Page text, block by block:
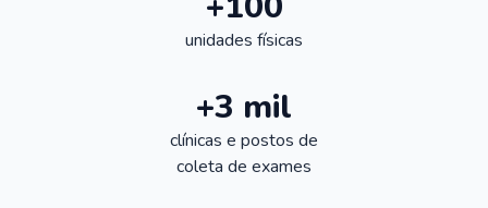
unidades físicas
+3 mil
clínicas e postos de
coleta de exames